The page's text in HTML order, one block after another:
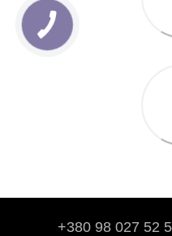
+380 98 027 52